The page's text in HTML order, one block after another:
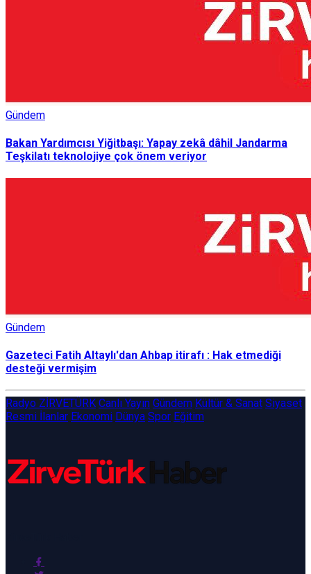
Gündem
Bakan Yardımcısı Yiğitbaşı: Yapay zekâ dâhil Jandarma
Teşkilatı teknolojiye çok önem veriyor
Gündem
Gazeteci Fatih Altaylı'dan Ahbap itirafı : Hak etmediği
desteği vermişim
Radyo ZİRVETÜRK Canlı Yayın Gündem Kültür & Sanat Siyaset
Resmi İlanlar Ekonomi Dünya Spor Eğitim